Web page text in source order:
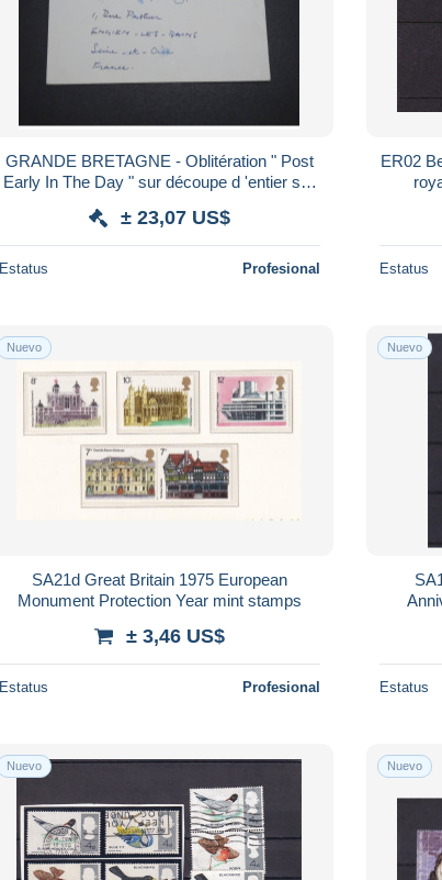
GRANDE BRETAGNE - Oblitération " Post
Early In The Day " sur découpe d 'entier sur
± 23,07 US$
Estatus Profesional
ER02
Estatus
Nuevo
SA21d Great Britain 1975 European
Monument Protection Year mint stamps
± 3,46 US$
Estatus Profesional
Nuevo
Estatus
Nuevo Nuevo